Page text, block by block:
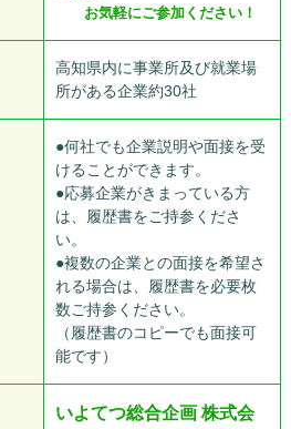
お気軽にご参加ください！
高知県内に事業所及び就業場
所がある企業約30社
●何社でも企業説明や面接を受
けることができます。
●応募企業がきまっている方
は、履歴書をご持参くださ
い。
●複数の企業との面接を希望さ
れる場合は、履歴書を必要枚
数ご持参ください。
（履歴書のコピーでも面接可
能です）
いよてつ総合企画 株式会